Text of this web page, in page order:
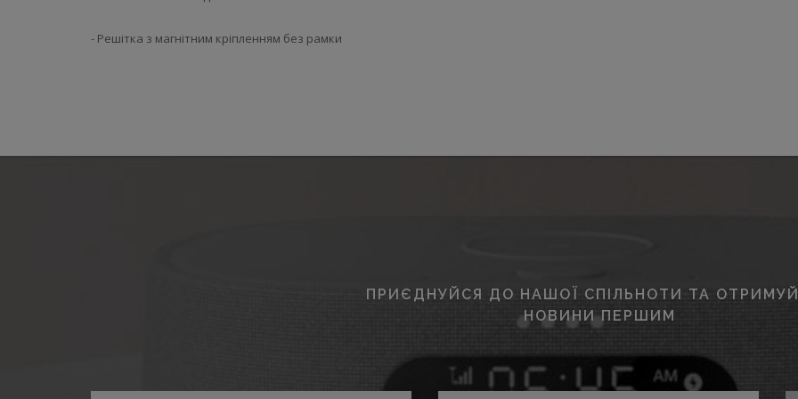
- Решітка з магнітним кріпленням без рамки
ПРИЄДНУЙСЯ ДО НАШОЇ СПІЛЬНОТИ ТА ОТРИМУЙ
НОВИНИ ПЕРШИМ